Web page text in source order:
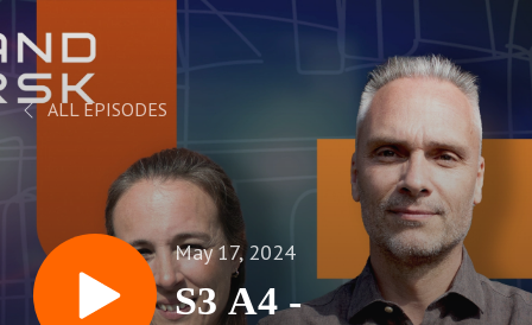
ALL EPISODES
May 17, 2024
S3 A4 -